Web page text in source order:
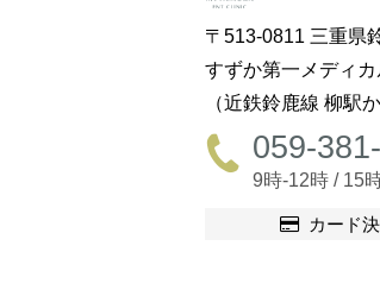
〒513-0811 三重県
すずか第一メディ
（近鉄鈴鹿線 柳駅
059-
9時-12時 / 15
カード